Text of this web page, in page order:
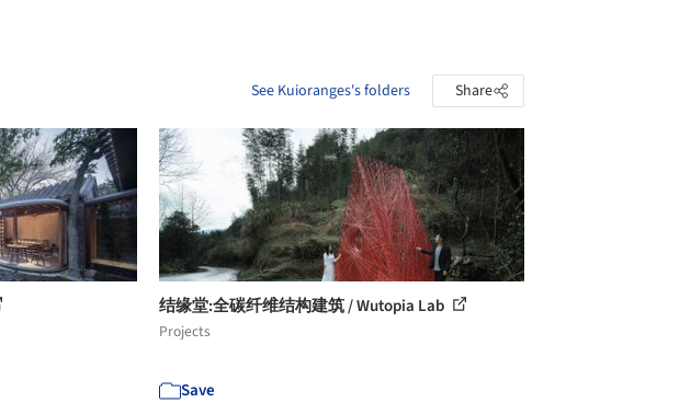
See Kuioranges's folders Share
结缘堂:全碳纤维结构建筑 / Wutopia Lab
Projects
Save